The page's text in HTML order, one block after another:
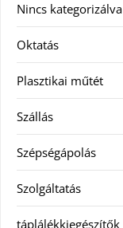
Nincs kategorizálva
Oktatás
Plasztikai műtét
Szállás
Szépségápolás
Szolgáltatás
táplálékkiegészítők